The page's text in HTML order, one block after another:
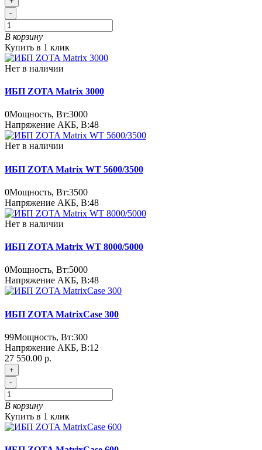
-
В корзину
Купить в 1 клик
Нет в наличии
ИБП ZOTA Matrix 3000
0Мощность, Вт:3000
Напряжение АКБ, В:48
Нет в наличии
ИБП ZOTA Matrix WT 5600/3500
0Мощность, Вт:3500
Напряжение АКБ, В:48
Нет в наличии
ИБП ZOTA Matrix WT 8000/5000
0Мощность, Вт:5000
Напряжение АКБ, В:48
ИБП ZOTA MatrixCase 300
99Мощность, Вт:300
Напряжение АКБ, В:12
27 550.00 р.
+
-
В корзину
Купить в 1 клик